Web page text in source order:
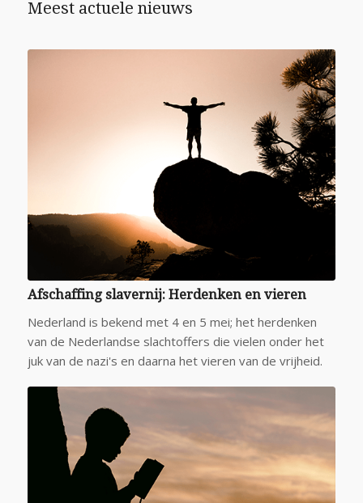
Meest actuele nieuws
Afschaffing slavernij: Herdenken en vieren
Nederland is bekend met 4 en 5 mei; het herdenken
van de Nederlandse slachtoffers die vielen onder het
juk van de nazi's en daarna het vieren van de vrijheid.